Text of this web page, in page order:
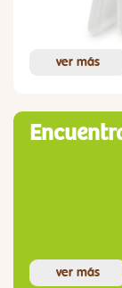
ver más
ver más